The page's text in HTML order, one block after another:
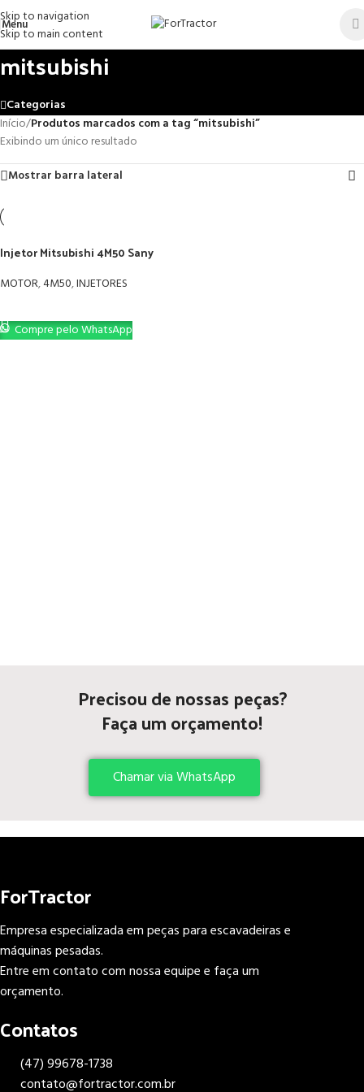
Skip to navigation
Skip to main content
Menu
mitsubishi
Categorias
Início/Produtos marcados com a tag “mitsubishi”
Exibindo um único resultado
Mostrar barra lateral
Injetor Mitsubishi 4M50 Sany
MOTOR,4M50,INJETORES
Compre pelo WhatsApp
Precisou de nossas peças?
Faça um orçamento!
Chamar via WhatsApp
ForTractor
Empresa especializada em peças para escavadeiras e
máquinas pesadas.
Entre em contato com nossa equipe e faça um
orçamento.
Contatos
(47) 99678-1738
contato@fortractor.com.br